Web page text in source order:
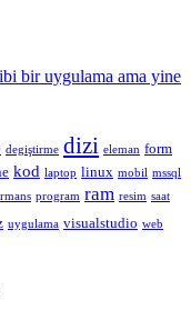
bir uygulama ama yine
degiştirme dizi eleman form
kod laptop linux mobil mssql
program ram resim saat
uygulama visualstudio web